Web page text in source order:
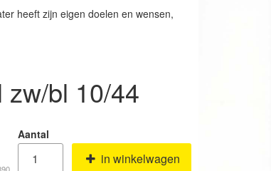
heeft zijn eigen doelen en wensen,
zw/bl 10/44
Aantal
in winkelwagen